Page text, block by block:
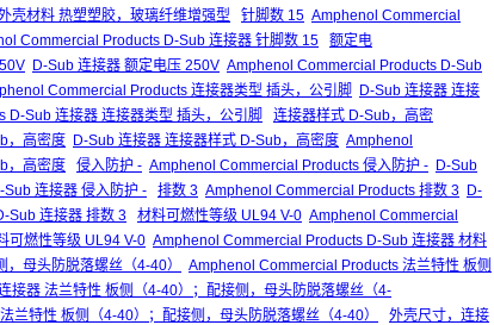
壳材料 热塑塑胶，玻璃纤维增强型 针脚数 15 Amphenol Commercial
Commercial Products D-Sub 连接器 针脚数 15
额定电
D-Sub 连接器 额定电压 250V Amphenol Commercial Products D-Sub
Commercial Products 连接器类型 插头，公引脚 D-Sub 连接器 连接
Sub 连接器 连接器类型 插头，公引脚
连接器样式 D-Sub，高密
，高密度 D-Sub 连接器 连接器样式 D-Sub，高密度 Amphenol
，高密度
侵入防护 - Amphenol Commercial Products 侵入防护 - D-Sub
连接器 侵入防护 - 排数 3 Amphenol Commercial Products 排数 3 D-
Sub 连接器 排数 3 材料可燃性等级 UL94 V-0 Amphenol Commercial
可燃性等级 UL94 V-0 Amphenol Commercial Products D-Sub 连接器 材料
母头防脱落螺丝（4-40）
Amphenol Commercial Products 法兰特性 板侧
接器 法兰特性 板侧（4-40）；配接侧，母头防脱落螺丝（4-
特性 板侧（4-40）；配接侧，母头防脱落螺丝（4-40）
外壳尺寸，连接